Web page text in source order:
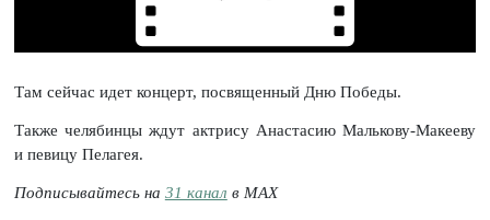
Там сейчас идет концерт, посвященный Дню Победы.
Также челябинцы ждут актрису Анастасию Малькову-Макееву
и певицу Пелагея.
Подписывайтесь на 31 канал в МАХ